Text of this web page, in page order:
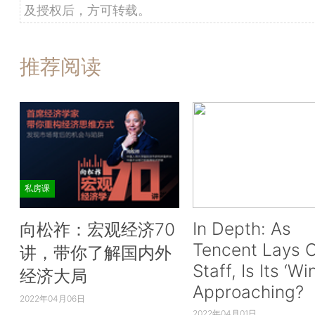
及授权后，方可转载。
推荐阅读
私房课
向松祚：宏观经济70
讲，带你了解国内外
经济大局
2022年04月06日
In Depth: As
Tencent Lays
Staff, Is Its
Approaching?